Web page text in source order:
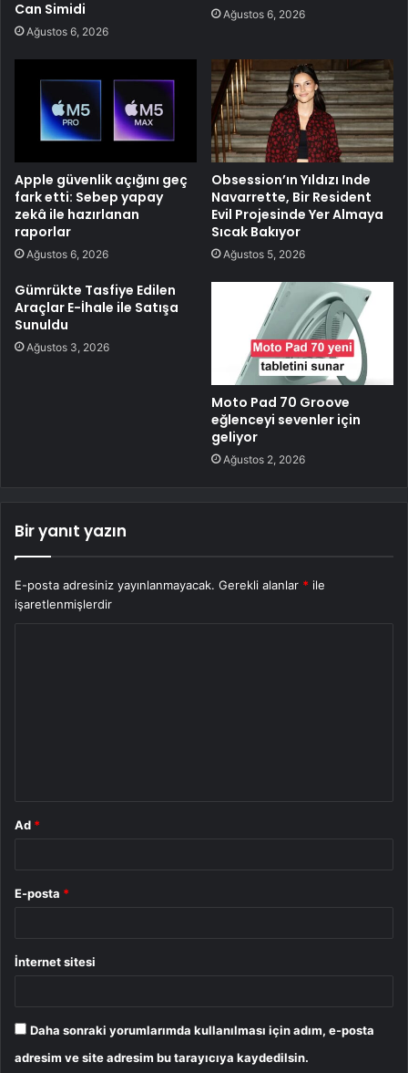
Can Simidi
Ağustos 6, 2026
Ağustos 6, 2026
Apple güvenlik açığını geç
fark etti: Sebep yapay
zekâ ile hazırlanan
raporlar
Ağustos 6, 2026
Obsession’ın Yıldızı Inde
Navarrette, Bir Resident
Evil Projesinde Yer Almaya
Sıcak Bakıyor
Ağustos 5, 2026
Gümrükte Tasfiye Edilen
Araçlar E-İhale ile Satışa
Sunuldu
Ağustos 3, 2026
Moto Pad 70 Groove
eğlenceyi sevenler için
geliyor
Ağustos 2, 2026
Bir yanıt yazın
E-posta adresiniz yayınlanmayacak. Gerekli alanlar * ile
işaretlenmişlerdir
Ad *
E-posta *
İnternet sitesi
Daha sonraki yorumlarımda kullanılması için adım, e-posta
adresim ve site adresim bu tarayıcıya kaydedilsin.